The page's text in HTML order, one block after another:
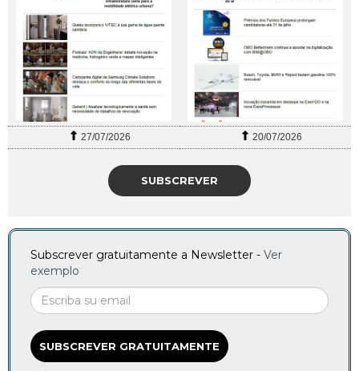
27/07/2026 20/07/2026
SUBSCREVER
Subscrever gratuitamente a Newsletter - Ver
exemplo
SUBSCREVER GRATUITAMENTE